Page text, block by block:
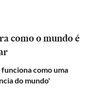
como o mundo é
como uma
do mundo'